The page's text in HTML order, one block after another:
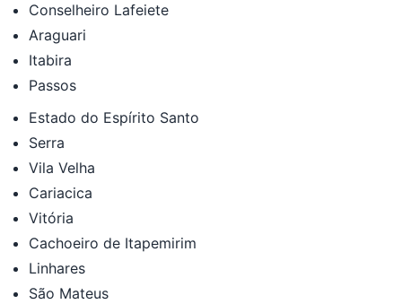
Conselheiro Lafeiete
Araguari
Itabira
Passos
Estado do Espírito Santo
Serra
Vila Velha
Cariacica
Vitória
Cachoeiro de Itapemirim
Linhares
São Mateus